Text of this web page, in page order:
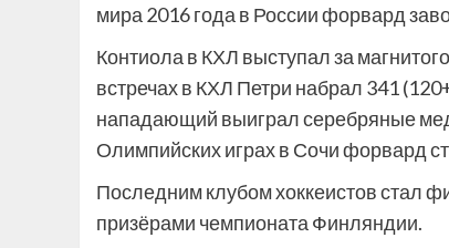
мира 2016 года в России форвард
Контиола в КХЛ выступал за
встречах в КХЛ Петри набрал 341
нападающий выиграл серебряные
Олимпийских играх в Сочи форвард
Последним клубом хоккеистов стал
призёрами чемпионата Финляндии.